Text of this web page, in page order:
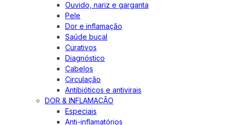
Ouvido, nariz e garganta
Pele
Dor e inflamação
Saúde bucal
Curativos
Diagnóstico
Cabelos
Circulação
Antibióticos e antivirais
DOR & INFLAMAÇÃO
Especiais
Anti-inflamatórios